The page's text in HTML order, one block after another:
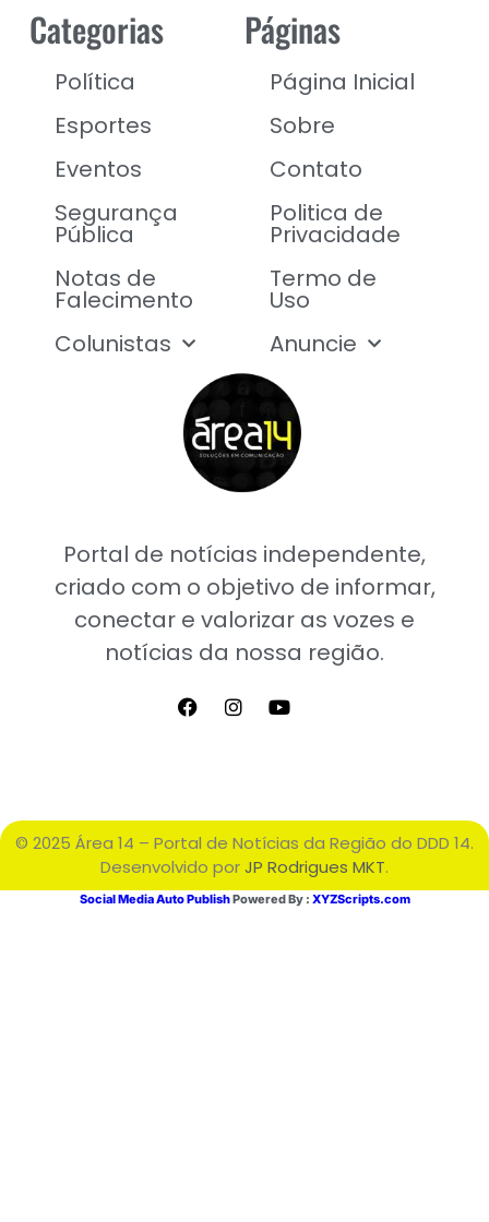
Portal de notícias independente,
criado com o objetivo de informar,
conectar e valorizar as vozes e
notícias da nossa região.
Categorias
Política
Esportes
Eventos
Segurança
Pública
Notas de
Falecimento
Colunistas
Páginas
Página Inicial
Sobre
Contato
Politica de
Privacidade
Termo de
Uso
Anuncie
© 2025 Área 14 – Portal de Notícias da Região do DDD 14.
Desenvolvido porJP Rodrigues MKT.
Social Media Auto PublishPowered By : XYZScripts.com